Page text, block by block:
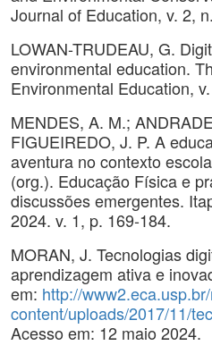
Journal of Education, v. 2,
LOWAN-TRUDEAU, G.
environmental education.
Environmental Education,
MENDES, A. M.;
FIGUEIREDO, J. P. A
aventura no contexto
(org.). Educação Física e
discussões emergentes.
2024. v. 1, p. 169-184.
MORAN, J. Tecnologias
aprendizagem ativa e
em: http://
content/uploads/2017/11/
Acesso em: 12 maio 2024.